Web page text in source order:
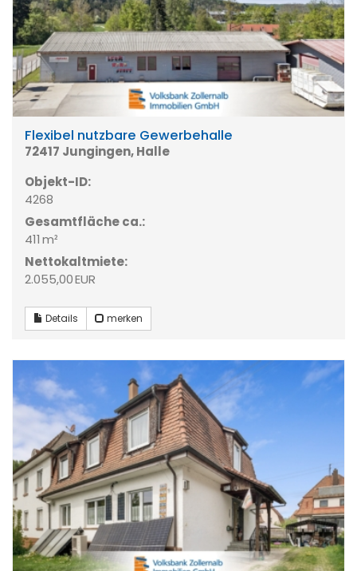
Flexibel nutzbare Gewerbehalle
72417 Jungingen, Halle
Objekt-ID:
4268
Gesamtfläche ca.:
411 m²
Nettokaltmiete:
2.055,00 EUR
Details merken